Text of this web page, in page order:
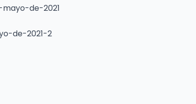
mayo-de-2021
de-2021-2